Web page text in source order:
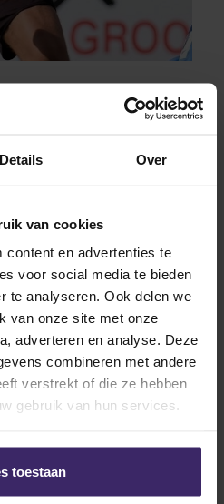
Details Over
van cookies
content en advertenties te
voor social media te bieden
te analyseren. Ook delen we
van onze site met onze
adverteren en analyse. Deze
combineren met andere
verstrekt of die ze hebben
gebruik van hun services.
toestaan